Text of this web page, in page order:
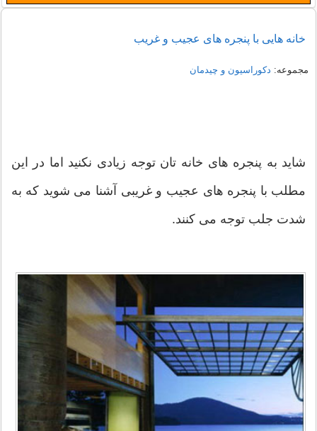
خانه هایی با پنجره های عجیب و غریب
مجموعه: دکوراسیون و چیدمان
شاید به پنجره های خانه تان توجه زیادی نکنید اما در این
مطلب با پنجره های عجیب و غریبی آشنا می شوید که به
شدت جلب توجه می کنند.